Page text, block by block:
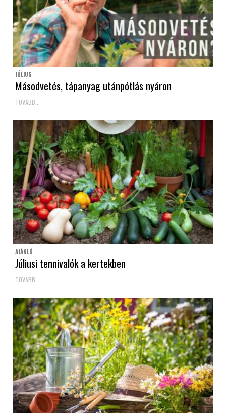
JÚLIUS
Másodvetés, tápanyag utánpótlás nyáron
TOVÁBB...
AJÁNLÓ
Júliusi tennivalók a kertekben
TOVÁBB...